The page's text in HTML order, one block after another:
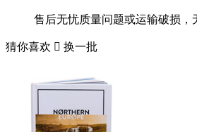
售后无忧质量问题或运输破损，
猜你喜欢  换一批